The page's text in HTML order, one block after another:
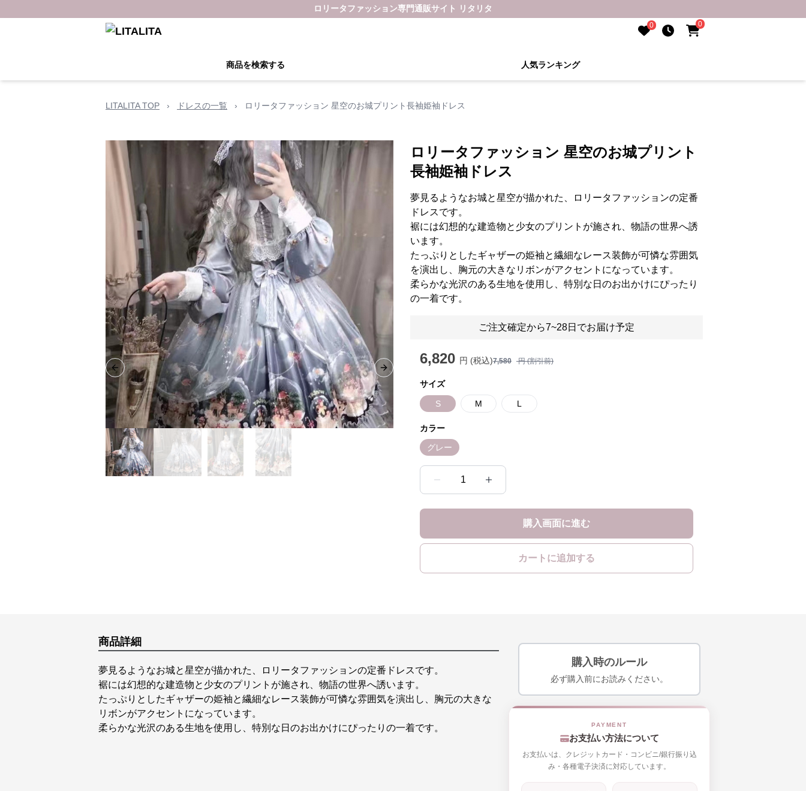
ロリータファッション専門通販サイト リタリタ
0 0
商品を検索する 人気ランキング
LITALITA TOP › ドレスの一覧 › ロリータファッション 星空のお城プリント長袖姫袖ドレス
Previous slide Next slide
ロリータファッション 星空のお城プリント
長袖姫袖ドレス
夢見るようなお城と星空が描かれた、ロリータファッションの定番
ドレスです。
裾には幻想的な建造物と少女のプリントが施され、物語の世界へ誘
います。
たっぷりとしたギャザーの姫袖と繊細なレース装飾が可憐な雰囲気
を演出し、胸元の大きなリボンがアクセントになっています。
柔らかな光沢のある生地を使用し、特別な日のお出かけにぴったり
の一着です。
ご注文確定から7~28日でお届け予定
6,820 円 (税込)7,580 円 (割引前)
サイズ
S M L
カラー
グレー
1
購入画面に進む
カートに追加する
商品詳細
夢見るようなお城と星空が描かれた、ロリータファッションの定番ドレスです。
裾には幻想的な建造物と少女のプリントが施され、物語の世界へ誘います。
たっぷりとしたギャザーの姫袖と繊細なレース装飾が可憐な雰囲気を演出し、胸元の大きな
リボンがアクセントになっています。
柔らかな光沢のある生地を使用し、特別な日のお出かけにぴったりの一着です。
購入時のルール
必ず購入前にお読みください。
お支払い方法について
お支払いは、クレジットカード・コンビニ/銀行振り込
み・各種電子決済に対応しています。